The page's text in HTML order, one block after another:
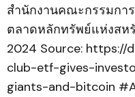
สำนักงานคณะกรรมกา
ตลาดหลักทรัพย์แห่งสห
2024 Source:
club-etf-gives-
giants-and-bitcoin